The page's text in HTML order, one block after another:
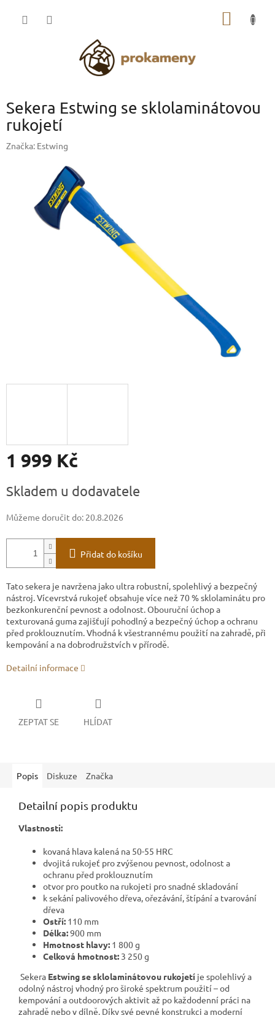
Sekera Estwing se sklolaminátovou
rukojetí
Značka: Estwing
1 999 Kč
cena:
Skladem u dodavatele
Můžeme doručit do: 20.8.2026
Přidat do košíku
Tato sekera je navržena jako ultra robustní, spolehlivý a bezpečný
nástroj. Vícevrstvá rukojeť obsahuje více než 70 % sklolaminátu pro
bezkonkurenční pevnost a odolnost. Obouruční úchop a
texturovaná guma zajišťují pohodlný a bezpečný úchop a ochranu
před proklouznutím. Vhodná k všestrannému použití na zahradě, při
kempování a na dobrodružstvích v přírodě.
Detailní informace
ZEPTAT SE HLÍDAT
Popis Diskuze Značka
Detailní popis produktu
Vlastnosti:
kovaná hlava kalená na 50-55 HRC
dvojitá rukojeť pro zvýšenou pevnost, odolnost a
ochranu před proklouznutím
otvor pro poutko na rukojeti pro snadné skladování
k sekání palivového dřeva, ořezávání, štípání a tvarování
dřeva
Ostří: 110 mm
Délka:900 mm
Hmotnost hlavy: 1 800 g
Celková hmotnost: 3 250 g
Sekera Estwing se sklolaminátovou rukojetí je spolehlivý a
odolný nástroj vhodný pro široké spektrum použití – od
kempování a outdoorových aktivit až po každodenní práci na
zahradě nebo v dílně. Díky své pevné konstrukci a moderní